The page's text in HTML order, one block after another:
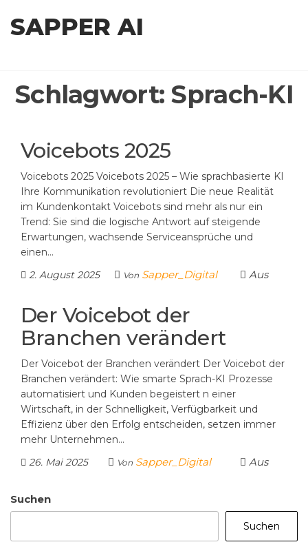
Inhalt
SAPPER AI
Schlagwort: Sprach-KI
Voicebots 2025
Voicebots 2025 Voicebots 2025 – Wie sprachbasierte KI
Ihre Kommunikation revolutioniert Die neue Realität
im Kundenkontakt Voicebots sind mehr als nur ein
Trend: Sie sind die logische Antwort auf steigende
Erwartungen, wachsende Serviceansprüche und
einen…
2. August 2025
Von Sapper_Digital Aus
Der Voicebot der
Branchen verändert
Der Voicebot der Branchen verändert Der Voicebot der
Branchen verändert: Wie smarte Sprach-KI Prozesse
automatisiert und Kunden begeistert n einer
Wirtschaft, in der Schnelligkeit, Verfügbarkeit und
Effizienz über den Erfolg entscheiden, setzen immer
mehr Unternehmen…
26. Mai 2025
Von Sapper_Digital Aus
Suchen
Suchen